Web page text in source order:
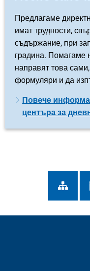
Предлагаме
имат трудности,
съдържание, при
градина. Помагаме
направят това
формуляри и да
Повече
центъра за